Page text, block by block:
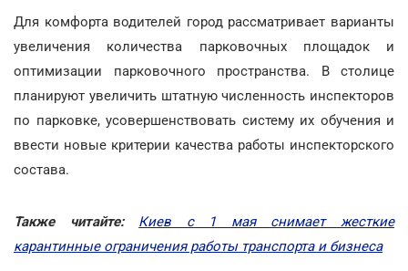
Для комфорта водителей город рассматривает варианты
увеличения количества парковочных площадок и
оптимизации парковочного пространства. В столице
планируют увеличить штатную численность инспекторов
по парковке, усовершенствовать систему их обучения и
ввести новые критерии качества работы инспекторского
состава.
Также читайте: Киев с 1 мая снимает жесткие
карантинные ограничения работы транспорта и бизнеса